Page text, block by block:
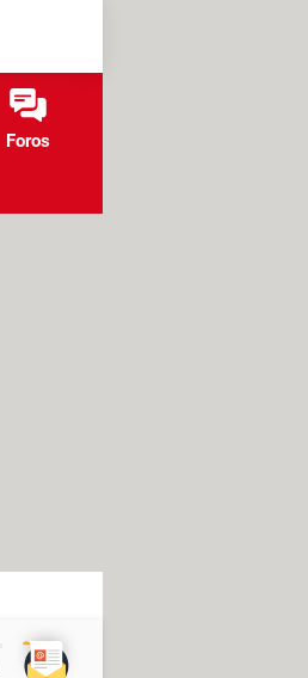
Foros